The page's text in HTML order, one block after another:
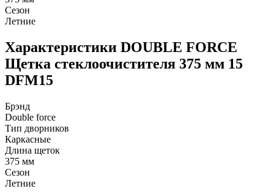
Сезон
Летние
Характеристики DOUBLE FORCE
Щетка стеклоочистителя 375 мм 15
DFM15
Брэнд
Double force
Тип дворников
Каркасные
Длина щеток
375 мм
Сезон
Летние